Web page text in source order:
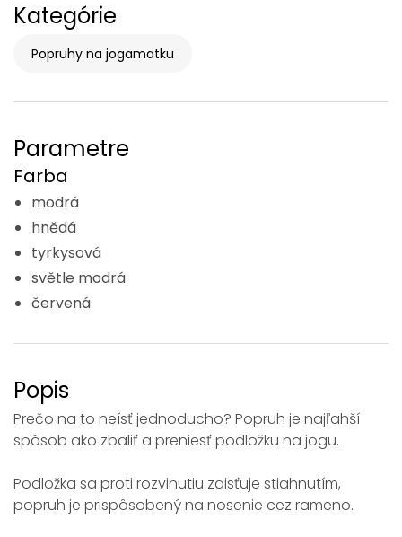
Kategórie
Popruhy na jogamatku
Parametre
Farba
modrá
hnědá
tyrkysová
světle modrá
červená
Popis
Prečo na to neísť jednoducho? Popruh je najľahší
spôsob ako zbaliť a preniesť podložku na jogu.
Podložka sa proti rozvinutiu zaisťuje stiahnutím,
popruh je prispôsobený na nosenie cez rameno.